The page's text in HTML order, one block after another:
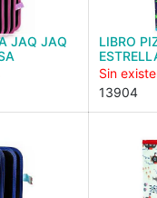
JAQ JAQ
LIBRO
Sin
13904